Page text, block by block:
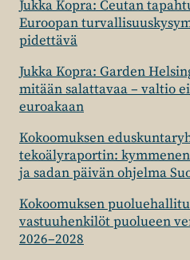
Jukka Kopra: Ceutan
Euroopan
pidettävä
Jukka Kopra: Garden
mitään salattavaa – valtio
euroakaan
Kokoomuksen
tekoälyraportin:
ja sadan päivän ohjelma
Kokoomuksen
vastuuhenkilöt puolueen
2026–2028